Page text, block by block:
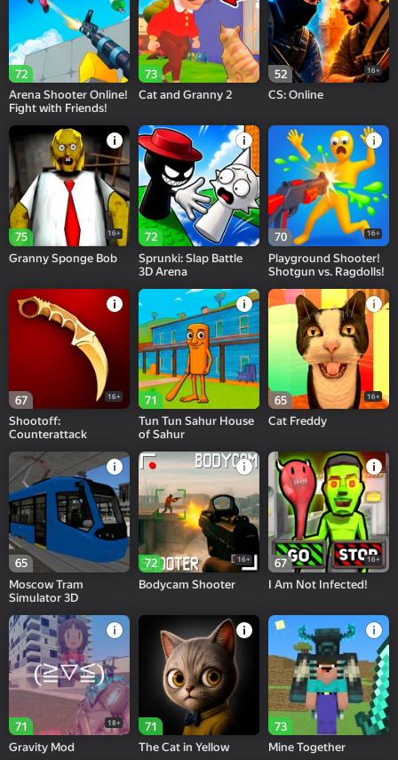
72
Arena Shooter Online!
Fight with Friends!
73
Cat and Granny 2
52 16+
CS: Online
75 16+
Granny Sponge Bob
72
Sprunki: Slap Battle
3D Arena
70 16+
Playground Shooter!
Shotgun vs. Ragdolls!
67 16+
Shootoff:
Counterattack
71
Tun Tun Sahur House
of Sahur
65 16+
Cat Freddy
65
Moscow Tram
Simulator 3D
72 16+
Bodycam Shooter
67 16+
I Am Not Infected!
71 18+
Gravity Mod
71
The Cat in Yellow
73
Mine Together